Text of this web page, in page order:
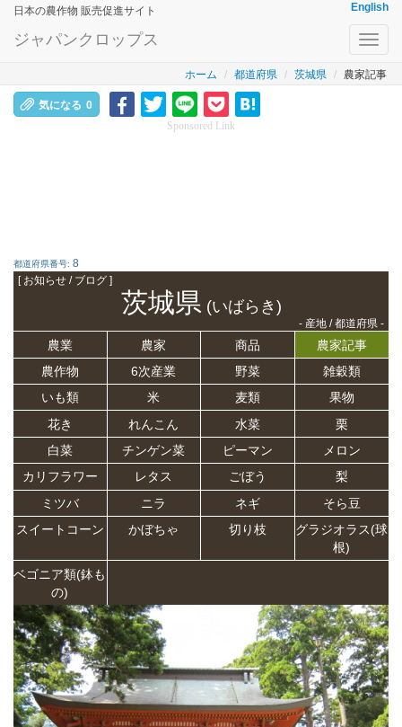
日本の農作物 販売促進サイト English
ジャパンクロップス
ホーム 都道府県 茨城県 農家記事
気になる 0
Sponsored Link
都道府県番号: 8
[ お知らせ / ブログ ]
茨城県(いばらき)
- 産地 / 都道府県 -
農業 農家 商品
農家記事
農作物
6次産業 野菜
雑穀類
いも類
米 麦類
果物
花き
れんこん 水菜
栗
白菜
チンゲン菜 ピーマン
メロン
カリフラワー
レタス ごぼう
梨
ミツバ
ニラ ネギ
そら豆
スイートコーン
かぼちゃ 切り枝
グラジオラス(球
根)
ベゴニア類(鉢も
の)